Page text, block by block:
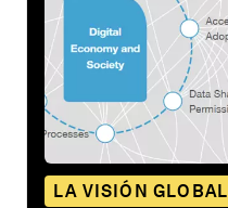
LA VISIÓN GLOBAL